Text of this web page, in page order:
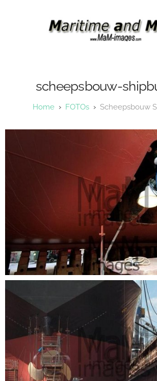
scheepsbouw-
FOTOs Scheepsbouw